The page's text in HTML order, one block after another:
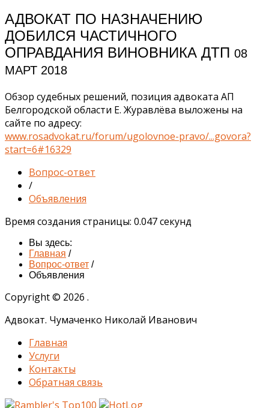
АДВОКАТ ПО НАЗНАЧЕНИЮ
ДОБИЛСЯ ЧАСТИЧНОГО
ОПРАВДАНИЯ ВИНОВНИКА ДТП 08
МАРТ 2018
Обзор судебных решений, позиция адвоката АП
Белгородской области Е. Журавлёва выложены на
сайте по адресу:
www.rosadvokat.ru/forum/ugolovnoe-pravo/...govora?
start=6#16329
Вопрос-ответ
/
Объявления
Время создания страницы: 0.047 секунд
Вы здесь:
Главная /
Вопрос-ответ /
Объявления
Copyright © 2026 .
Адвокат. Чумаченко Николай Иванович
Главная
Услуги
Контакты
Обратная связь